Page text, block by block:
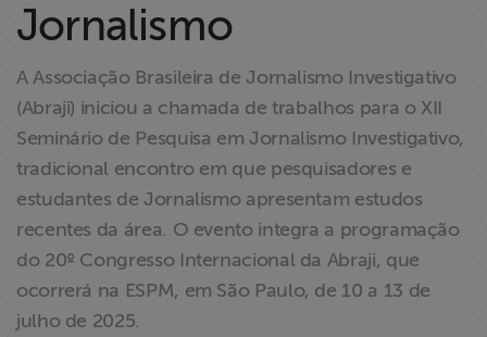
Assine a nossa
Fale Conosco
Jornalismo
A Associação Brasileira de Jornalismo Investigativo
(Abraji) iniciou a chamada de trabalhos para o XII
Seminário de Pesquisa em Jornalismo Investigativo,
tradicional encontro em que pesquisadores e
estudantes de Jornalismo apresentam estudos
recentes da área. O evento integra a programação
do 20º Congresso Internacional da Abraji, que
ocorrerá na ESPM, em São Paulo, de 10 a 13 de
julho de 2025.